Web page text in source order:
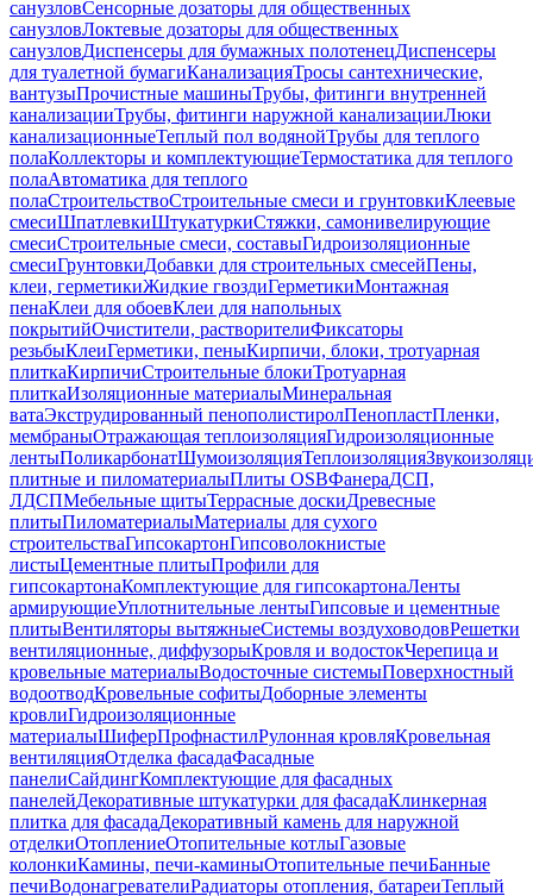
санузловСенсорные дозаторы для общественных
санузловЛоктевые дозаторы для общественных
санузловДиспенсеры для бумажных полотенецДиспенсеры
для туалетной бумагиКанализацияТросы сантехнические,
вантузыПрочистные машиныТрубы, фитинги внутренней
канализацииТрубы, фитинги наружной канализацииЛюки
канализационныеТеплый пол водянойТрубы для теплого
полаКоллекторы и комплектующиеТермостатика для теплого
полаАвтоматика для теплого
полаСтроительствоСтроительные смеси и грунтовкиКлеевые
смесиШпатлевкиШтукатуркиСтяжки, самонивелирующие
смесиСтроительные смеси, составыГидроизоляционные
смесиГрунтовкиДобавки для строительных смесейПены,
клеи, герметикиЖидкие гвоздиГерметикиМонтажная
пенаКлеи для обоевКлеи для напольных
покрытийОчистители, растворителиФиксаторы
резьбыКлеиГерметики, пеныКирпичи, блоки, тротуарная
плиткаКирпичиСтроительные блокиТротуарная
плиткаИзоляционные материалыМинеральная
ватаЭкструдированный пенополистиролПенопластПленки,
мембраныОтражающая теплоизоляцияГидроизоляционные
лентыПоликарбонатШумоизоляцияТеплоизоляция
плитные и пиломатериалыПлиты OSBФанераДСП,
ЛДСПМебельные щитыТеррасные доскиДревесные
плитыПиломатериалыМатериалы для сухого
строительстваГипсокартонГипсоволокнистые
листыЦементные плитыПрофили для
гипсокартонаКомплектующие для гипсокартонаЛенты
армирующиеУплотнительные лентыГипсовые и цементные
плитыВентиляторы вытяжныеСистемы воздуховодовРешетки
вентиляционные, диффузорыКровля и водостокЧерепица и
кровельные материалыВодосточные системыПоверхностный
водоотводКровельные софитыДоборные элементы
кровлиГидроизоляционные
материалыШиферПрофнастилРулонная кровляКровельная
вентиляцияОтделка фасадаФасадные
панелиСайдингКомплектующие для фасадных
панелейДекоративные штукатурки для фасадаКлинкерная
плитка для фасадаДекоративный камень для наружной
отделкиОтоплениеОтопительные котлыГазовые
колонкиКамины, печи-каминыОтопительные печиБанные
печиВодонагревателиРадиаторы отопления, батареиТеплый